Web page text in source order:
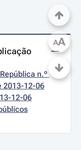
n.º
2013-12-06
12-06
AA